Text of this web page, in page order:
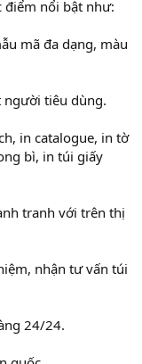
điểm nổi bật như:
mã đa dạng, màu
người tiêu dùng.
in catalogue, in tờ
bì, in túi giấy
tranh với trên thị
nhận tư vấn túi
24/24.